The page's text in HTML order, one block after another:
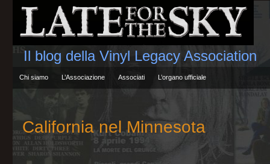
Il blog della Vinyl Legacy Association
Chi siamo L’Associazione Associati L’organo ufficiale
California nel Minnesota